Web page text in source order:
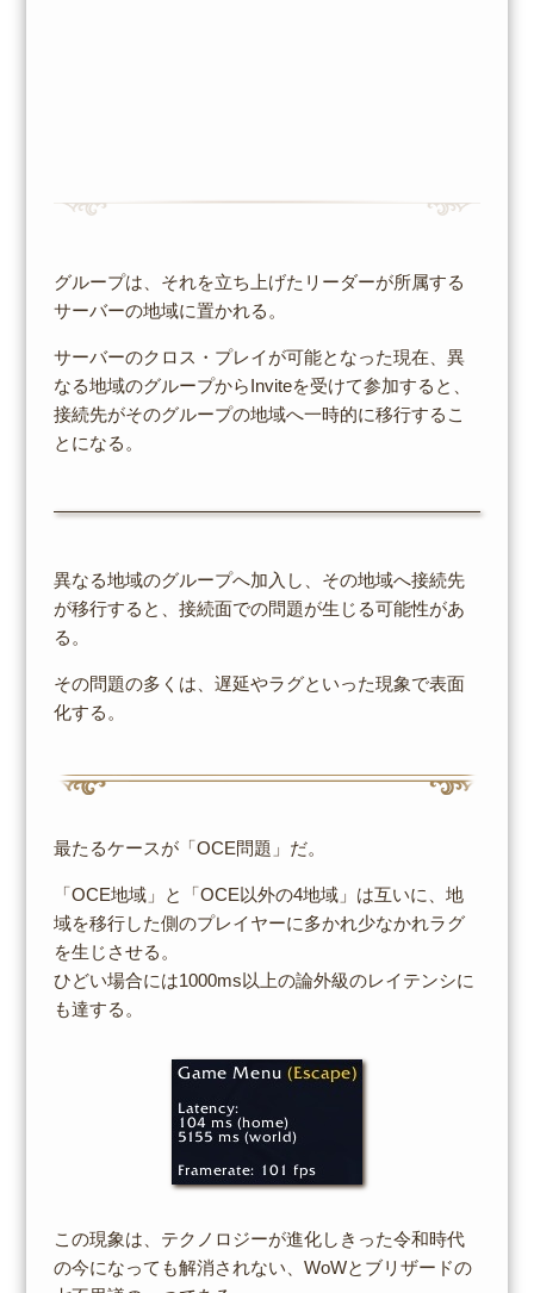
グループは、それを立ち上げたリーダーが所属する
サーバーの地域に置かれる。
サーバーのクロス・プレイが可能となった現在、異
なる地域のグループからInviteを受けて参加すると、
接続先がそのグループの地域へ一時的に移行するこ
とになる。
異なる地域のグループへ加入し、その地域へ接続先
が移行すると、接続面での問題が生じる可能性があ
る。
その問題の多くは、遅延やラグといった現象で表面
化する。
最たるケースが「OCE問題」だ。
「OCE地域」と「OCE以外の4地域」は互いに、地
域を移行した側のプレイヤーに多かれ少なかれラグ
を生じさせる。
ひどい場合には1000ms以上の論外級のレイテンシに
も達する。
この現象は、テクノロジーが進化しきった令和時代
の今になっても解消されない、WoWとブリザードの